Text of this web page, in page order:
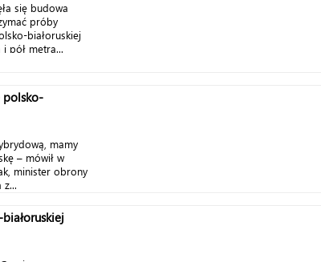
się budowa
próby
białoruskiej
pół metra...
polsko-
mamy
– mówił w
minister obrony